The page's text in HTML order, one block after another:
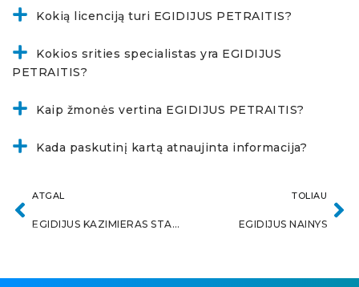
Kokią licenciją turi EGIDIJUS PETRAITIS?
Kokios srities specialistas yra EGIDIJUS
PETRAITIS?
Kaip žmonės vertina EGIDIJUS PETRAITIS?
Kada paskutinį kartą atnaujinta informacija?
ATGAL
EGIDIJUS KAZIMIERAS STAIGYS
TOLIAU
EGIDIJUS NAINYS